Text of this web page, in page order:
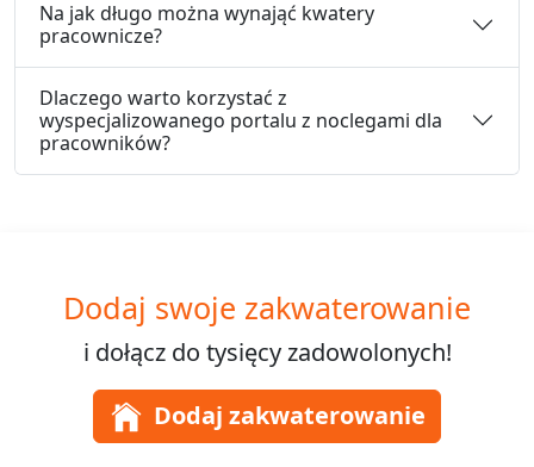
Na jak długo można wynająć kwatery
pracownicze?
Dlaczego warto korzystać z
wyspecjalizowanego portalu z noclegami dla
pracowników?
Dodaj swoje zakwaterowanie
i dołącz do tysięcyzadowolonych!
Dodaj zakwaterowanie